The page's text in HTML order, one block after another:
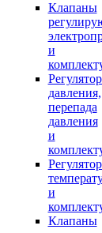
Клапаны
и
давления,
перепада
давления
и
и
Клапаны